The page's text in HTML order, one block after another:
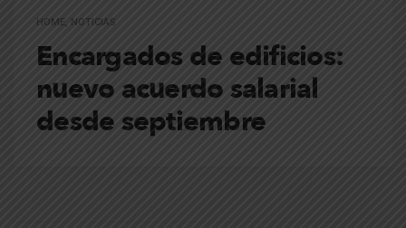
HOME, NOTICIAS
Encargados de edificios:
nuevo acuerdo salarial
desde septiembre